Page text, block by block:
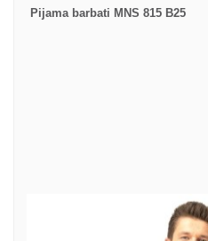
Pijama barbati MNS 815 B25